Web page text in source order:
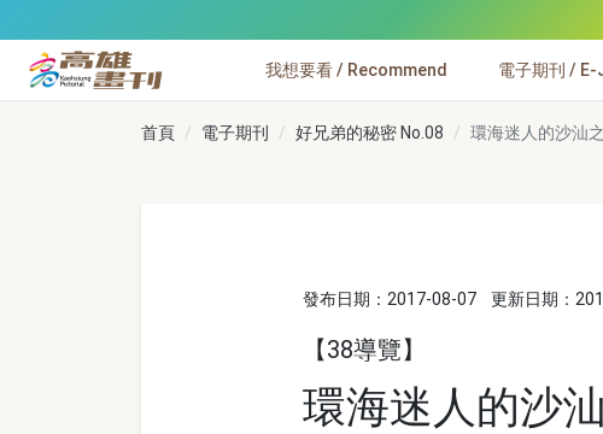
高雄畫刊
我想要看 / Recommend 電子期刊 /
首頁 電子期刊 好兄弟的秘密 No.08 環海迷人的沙汕
發布日期：2017-08-07 更新日期：
【38導覽】
環海迷人的沙